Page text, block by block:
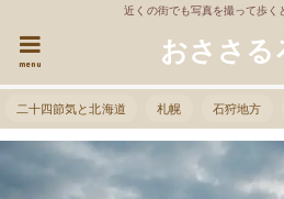
近くの街でも写真を撮って歩く
おささる
menu
二十四節気と北海道 札幌 石狩地方